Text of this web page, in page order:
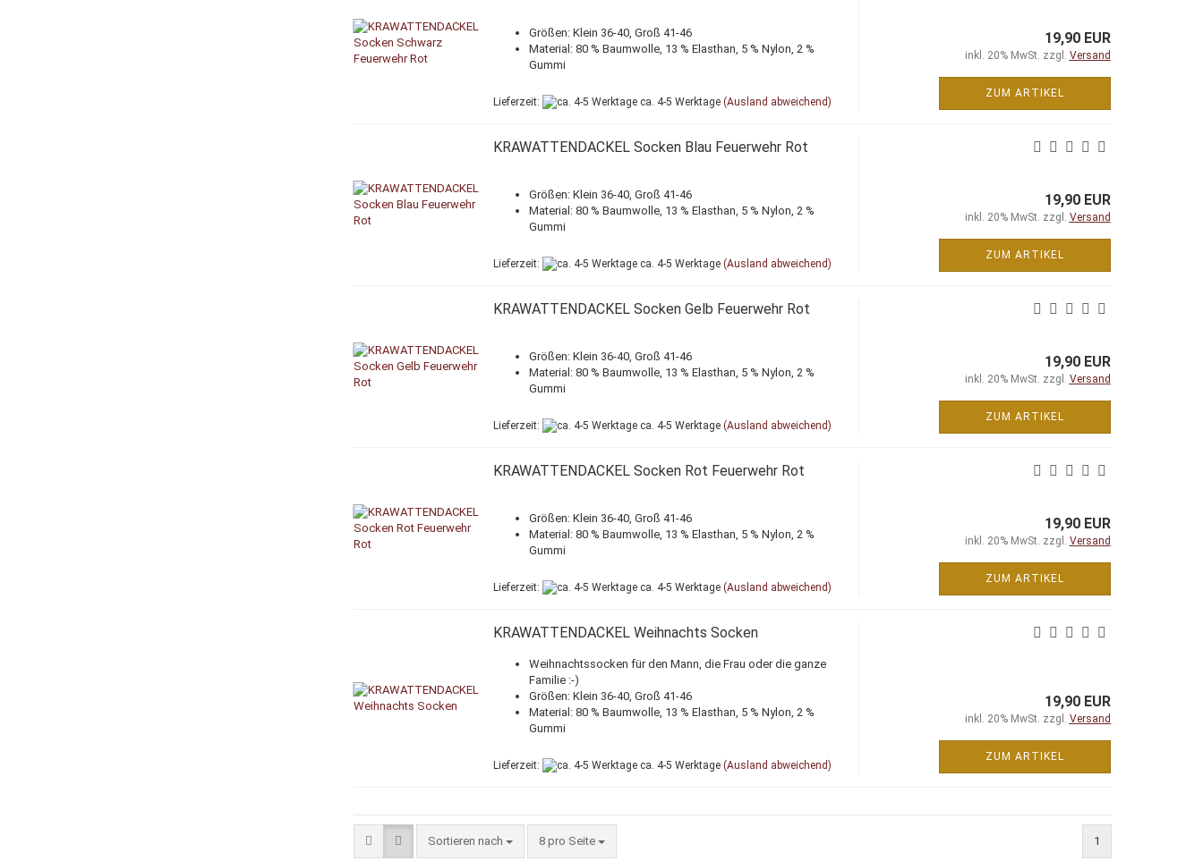
Größen: Klein 36-40, Groß 41-46
Material: 80 % Baumwolle, 13 % Elasthan, 5 % Nylon, 2 %
Gummi
Lieferzeit: ca. 4-5 Werktage (Ausland abweichend)
19,90 EUR
inkl. 20% MwSt. zzgl. Versand
ZUM ARTIKEL
KRAWATTENDACKEL Socken Blau Feuerwehr Rot
Größen: Klein 36-40, Groß 41-46
Material: 80 % Baumwolle, 13 % Elasthan, 5 % Nylon, 2 %
Gummi
Lieferzeit: ca. 4-5 Werktage (Ausland abweichend)
19,90 EUR
inkl. 20% MwSt. zzgl. Versand
ZUM ARTIKEL
KRAWATTENDACKEL Socken Gelb Feuerwehr Rot
Größen: Klein 36-40, Groß 41-46
Material: 80 % Baumwolle, 13 % Elasthan, 5 % Nylon, 2 %
Gummi
Lieferzeit: ca. 4-5 Werktage (Ausland abweichend)
19,90 EUR
inkl. 20% MwSt. zzgl. Versand
ZUM ARTIKEL
KRAWATTENDACKEL Socken Rot Feuerwehr Rot
Größen: Klein 36-40, Groß 41-46
Material: 80 % Baumwolle, 13 % Elasthan, 5 % Nylon, 2 %
Gummi
Lieferzeit: ca. 4-5 Werktage (Ausland abweichend)
19,90 EUR
inkl. 20% MwSt. zzgl. Versand
ZUM ARTIKEL
KRAWATTENDACKEL Weihnachts Socken
Weihnachtssocken für den Mann, die Frau oder die ganze
Familie :-)
Größen: Klein 36-40, Groß 41-46
Material: 80 % Baumwolle, 13 % Elasthan, 5 % Nylon, 2 %
Gummi
Lieferzeit: ca. 4-5 Werktage (Ausland abweichend)
19,90 EUR
inkl. 20% MwSt. zzgl. Versand
ZUM ARTIKEL
Sortieren nach
Sortieren nach 8 pro Seite
pro Seite 1